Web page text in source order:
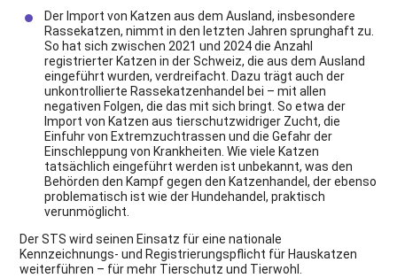
Der Import von Katzen aus dem Ausland, insbesondere
Rassekatzen, nimmt in den letzten Jahren sprunghaft zu.
So hat sich zwischen 2021 und 2024 die Anzahl
registrierter Katzen in der Schweiz, die aus dem Ausland
eingeführt wurden, verdreifacht. Dazu trägt auch der
unkontrollierte Rassekatzenhandel bei – mit allen
negativen Folgen, die das mit sich bringt. So etwa der
Import von Katzen aus tierschutzwidriger Zucht, die
Einfuhr von Extremzuchtrassen und die Gefahr der
Einschleppung von Krankheiten. Wie viele Katzen
tatsächlich eingeführt werden ist unbekannt, was den
Behörden den Kampf gegen den Katzenhandel, der ebenso
problematisch ist wie der Hundehandel, praktisch
verunmöglicht.
Der STS wird seinen Einsatz für eine nationale
Kennzeichnungs- und Registrierungspflicht für Hauskatzen
weiterführen – für mehr Tierschutz und Tierwohl.